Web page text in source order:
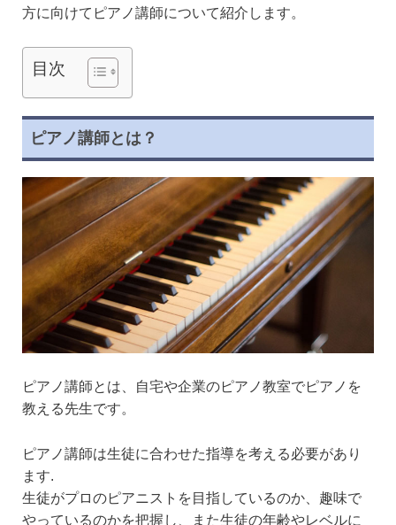
方に向けてピアノ講師について紹介します。
目次
ピアノ講師とは？
ピアノ講師とは、自宅や企業のピアノ教室でピアノを
教える先生です。
ピアノ講師は生徒に合わせた指導を考える必要があり
ます.
生徒がプロのピアニストを目指しているのか、趣味で
やっているのかを把握し、また生徒の年齢やレベルに